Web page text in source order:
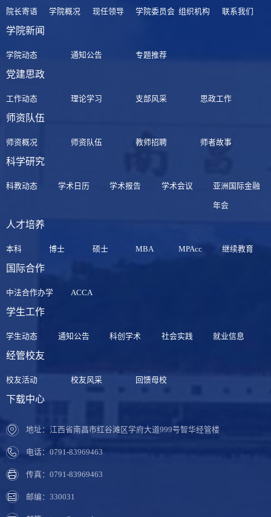
院长寄语 学院概况 现任领导 学院委员会 组织机构 联系我们
学院新闻
学院动态 通知公告 专题推荐
党建思政
工作动态 理论学习 支部风采 思政工作
师资队伍
师资概况 师资队伍 教师招聘 师者故事
科学研究
科教动态 学术日历 学术报告 学术会议 亚洲国际金融
年会
人才培养
本科 博士 硕士 MBA MPAcc 继续教育
国际合作
中法合作办学 ACCA
学生工作
学生动态 通知公告 科创学术 社会实践 就业信息
经管校友
校友活动 校友风采 回馈母校
下载中心
地址：江西省南昌市红谷滩区学府大道999号智华经管楼
电话：0791-83969463
传真：0791-83969463
邮编：330031